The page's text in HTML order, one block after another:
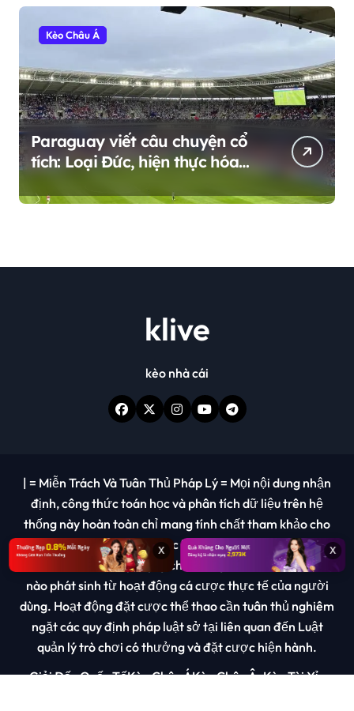
Kèo Châu Á
Paraguay viết câu chuyện cổ
tích: Loại Đức, hiện thực hóa
klive
kèo nhà cái
| = Miễn Trách Và Tuân Thủ Pháp Lý = Mọi nội dung nhận
định, công thức toán học và phân tích dữ liệu trên hệ
thống này hoàn toàn chỉ mang tính chất tham khảo cho
mục đích giải trí và giáo dục kiến thức. Chúng tôi không
chịu trách nhiệm pháp lý cho bất kỳ tổn thất tài chính
nào phát sinh từ hoạt động cá cược thực tế của người
dùng. Hoạt động đặt cược thể thao cần tuân thủ nghiêm
ngặt các quy định pháp luật sở tại liên quan đến Luật
quản lý trò chơi có thưởng và đặt cược hiện hành.
Giải Đấu Quốc TếKèo Châu ÁKèo Châu ÂuKèo Tài Xỉu
x x